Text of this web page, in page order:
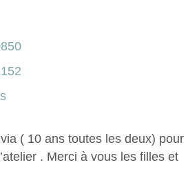
( 10 ans toutes les deux) pour
. Merci à vous les filles et